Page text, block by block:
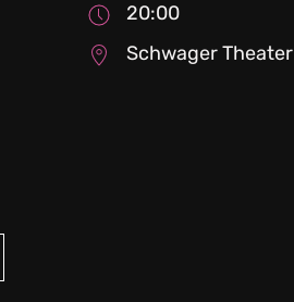
20:00
Schwager Theater